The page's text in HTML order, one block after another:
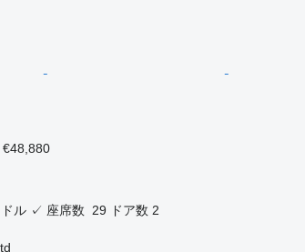
€48,880
ル ✓ 座席数 29 ドア数 2